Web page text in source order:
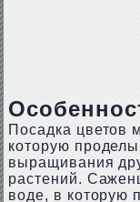
Посадка цветов
которую
выращивания
растений.
воде, в которую